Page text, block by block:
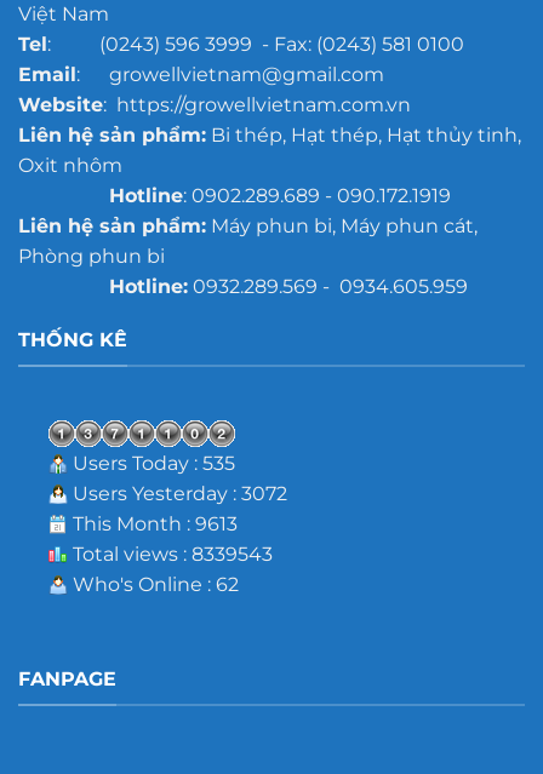
Việt Nam
Tel: (0243) 596 3999 - Fax: (0243) 581 0100
Email: growellvietnam@gmail.com
Website: https://growellvietnam.com.vn
Liên hệ sản phẩm:Bi thép, Hạt thép, Hạt thủy tinh,
Oxit nhôm
Hotline: 0902.289.689 - 090.172.1919
Liên hệ sản phẩm:Máy phun bi, Máy phun cát,
Phòng phun bi
Hotline:0932.289.569 - 0934.605.959
THỐNG KÊ
Users Today : 535
Users Yesterday : 3072
This Month : 9613
Total views : 8339543
Who's Online : 62
FANPAGE